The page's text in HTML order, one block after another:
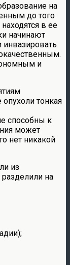
на
до того
в ее
начинают
инвазировать
и
тонкая
способны к
может
нет никакой
из
на